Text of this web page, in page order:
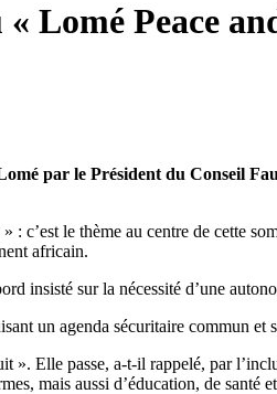
Lomé Peace
par le Président du Conseil
c’est le thème au centre de cette
africain.
insisté sur la nécessité d’une
un agenda sécuritaire commun et
». Elle passe, a-t-il rappelé, par
mais aussi d’éducation, de santé